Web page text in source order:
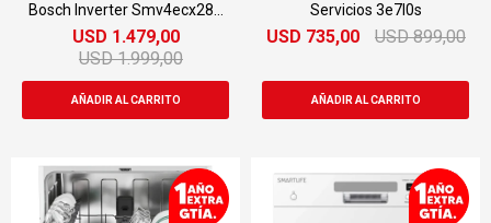
Bosch Inverter Smv4ecx28e
14 Servicios
USD 1.479,00
USD 1.999,00
Servicios 3e7l0s
USD 735,00 USD 899,00